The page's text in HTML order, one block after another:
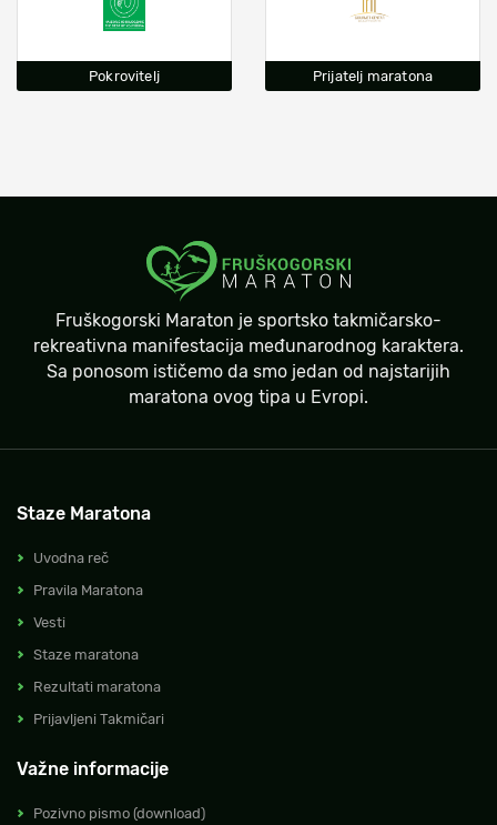
Pokrovitelj Prijatelj maratona
Fruškogorski Maraton je sportsko takmičarsko-
rekreativna manifestacija međunarodnog karaktera.
Sa ponosom ističemo da smo jedan od najstarijih
maratona ovog tipa u Evropi.
Staze Maratona
Uvodna reč
Pravila Maratona
Vesti
Staze maratona
Rezultati maratona
Prijavljeni Takmičari
Važne informacije
Pozivno pismo (download)